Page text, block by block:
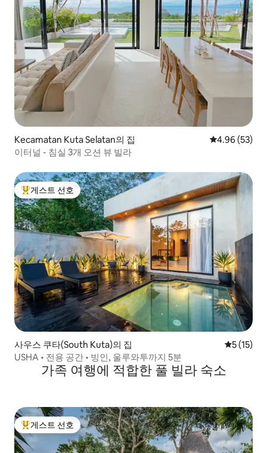
Kecamatan Kuta Selatan의 집 평점 4.96점(5
4.96 (53)
이터널 - 침실 3개 오션 뷰 빌라
상위 게스트 선호
게스트 선호
사우스 쿠타(South Kuta)의 집 평점 5점
5 (15)
USHA • 전용 공간 • 빙인, 울루와투까지 5분
가족 여행에 적합한 풀 빌라 숙소
상위 게스트 선호
게스트 선호